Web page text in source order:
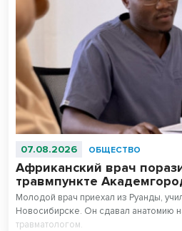
07.08.2026 ОБЩЕСТВО
Африканский врач
травмпункте
Молодой врач приехал из Руанды,
Новосибирске. Он сдавал анатомию
травматологом.